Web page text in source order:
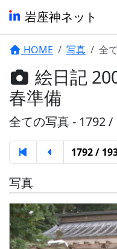
岩座神ネット
HOME 写真 全
絵日記
春準備
全ての写真 - 1792 /
1792 /
写真